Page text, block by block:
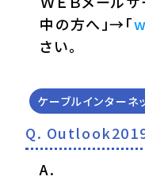
中の方へ」→「
さい。
ケーブルインターネ